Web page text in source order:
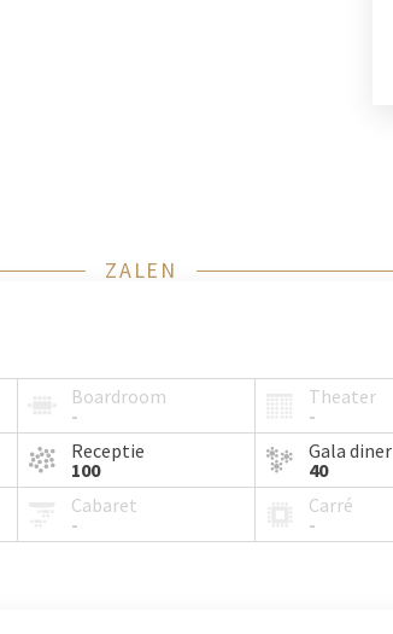
ZALEN
Boardroom
-
Theater
-
Receptie
100
Gala diner
40
Cabaret
-
Carré
-